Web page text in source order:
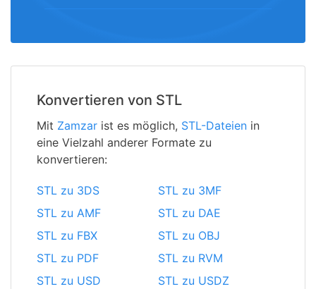
Konvertieren von STL
Mit Zamzar ist es möglich, STL-Dateien in
eine Vielzahl anderer Formate zu
konvertieren:
STL zu 3DS
STL zu 3MF
STL zu AMF
STL zu DAE
STL zu FBX
STL zu OBJ
STL zu PDF
STL zu RVM
STL zu USD
STL zu USDZ